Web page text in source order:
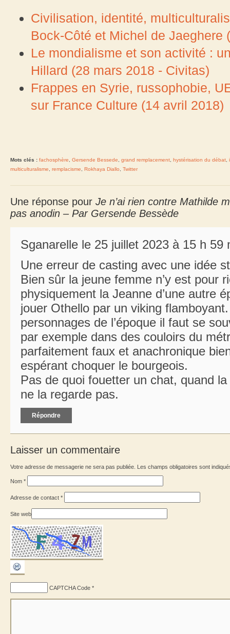
Civilisation, identité,
Bock-Côté et Michel de Jaeghere
Le mondialisme et son activité :
Hillard (28 mars 2018 - Civitas)
Frappes en Syrie, russophobie,
sur France Culture (14 avril 2018)
Mots clés : fachosphère Gersende Bessede grand remplacement hystérisation du débat
multiculturalisme
remplacisme Rokhaya Diallo Twitter
Une réponse pour Je n’ai rien contre Mathilde
pas anodin – Par Gersende Bessède
Sganarelle le 25 juillet 2023 à 15 h 59
Une erreur de casting avec une idée
Bien sûr la jeune femme n’y est pour
physiquement la Jeanne d’une autre
jouer Othello par un viking
personnages de l’époque il faut se
par exemple dans des couloirs du
parfaitement faux et anachronique
espérant choquer le bourgeois.
Pas de quoi fouetter un chat, quand
ne la regarde pas.
Répondre
Laisser un commentaire
Votre adresse de messagerie ne sera pas publiée. Les champs obligatoires sont
Nom *
Adresse de contact *
Site web
CAPTCHA Code *